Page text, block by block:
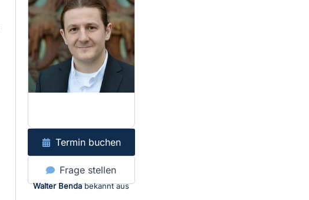
Termin buchen
Frage stellen
Walter Bendabekannt aus